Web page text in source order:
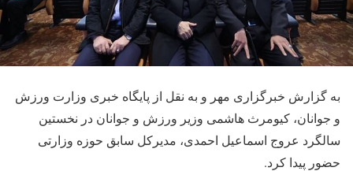
به گزارش خبرگزاری مهر و به نقل از پایگاه خبری وزارت ورزش
و جوانان، کیومرث هاشمی وزیر ورزش و جوانان در نخستین
سالگرد عروج اسماعیل احمدی، مدیرکل سابق حوزه وزارتی
حضور پیدا کرد.